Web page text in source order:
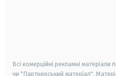
Всі комерційні рекламні
чи "Партнерський матеріал".